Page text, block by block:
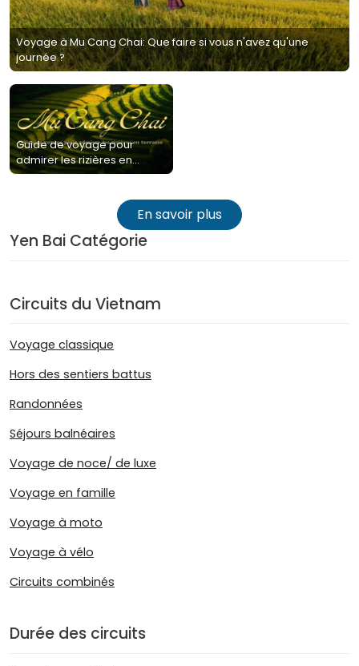
Voyage à Mu Cang Chai: Que faire si vous n'avez qu'une
journée ?
Guide de voyage pour
admirer les rizières en
terrasse à Mu Cang Chai
En savoir plus
Yen Bai Catégorie
Circuits du Vietnam
Voyage classique
Hors des sentiers battus
Randonnées
Séjours balnéaires
Voyage de noce/ de luxe
Voyage en famille
Voyage à moto
Voyage à vélo
Circuits combinés
Durée des circuits